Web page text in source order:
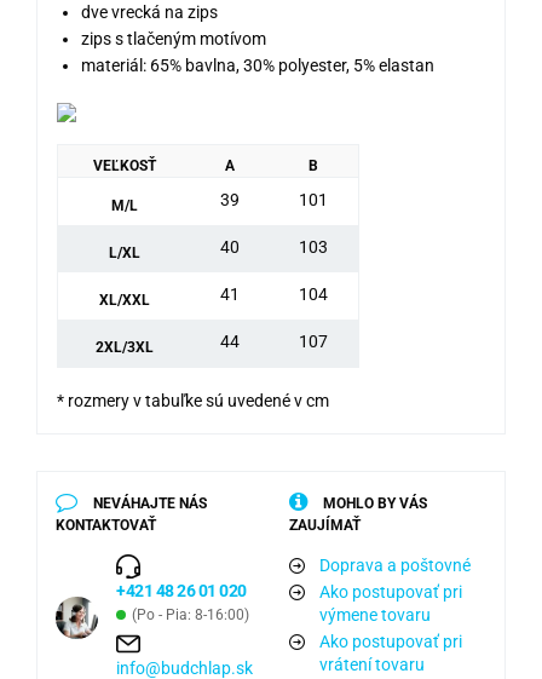
dve vrecká na zips
zips s tlačeným motívom
materiál: 65% bavlna, 30% polyester, 5% elastan
VEĽKOSŤ A B
M/L 39 101
L/XL 40 103
XL/XXL 41 104
2XL/3XL 44 107
* rozmery v tabuľke sú uvedené v cm
NEVÁHAJTE NÁS
KONTAKTOVAŤ
+421 48 26 01 020
(Po - Pia: 8-16:00)
info@budchlap.sk
MOHLO BY VÁS
ZAUJÍMAŤ
Doprava a poštovné
Ako postupovať pri
výmene tovaru
Ako postupovať pri
vrátení tovaru